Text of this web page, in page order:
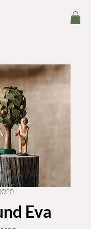
Eva